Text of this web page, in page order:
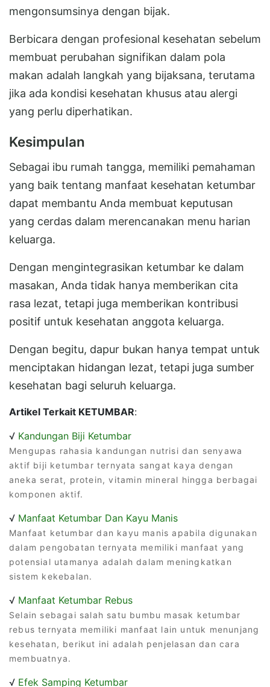
mengonsumsinya dengan bijak.
Berbicara dengan profesional kesehatan sebelum
membuat perubahan signifikan dalam pola
makan adalah langkah yang bijaksana, terutama
jika ada kondisi kesehatan khusus atau alergi
yang perlu diperhatikan.
Kesimpulan
Sebagai ibu rumah tangga, memiliki pemahaman
yang baik tentang manfaat kesehatan ketumbar
dapat membantu Anda membuat keputusan
yang cerdas dalam merencanakan menu harian
keluarga.
Dengan mengintegrasikan ketumbar ke dalam
masakan, Anda tidak hanya memberikan cita
rasa lezat, tetapi juga memberikan kontribusi
positif untuk kesehatan anggota keluarga.
Dengan begitu, dapur bukan hanya tempat untuk
menciptakan hidangan lezat, tetapi juga sumber
kesehatan bagi seluruh keluarga.
Artikel Terkait KETUMBAR:
√ Kandungan Biji Ketumbar
Mengupas rahasia kandungan nutrisi dan senyawa
aktif biji ketumbar ternyata sangat kaya dengan
aneka serat, protein, vitamin mineral hingga berbagai
komponen aktif.
√ Manfaat Ketumbar Dan Kayu Manis
Manfaat ketumbar dan kayu manis apabila digunakan
dalam pengobatan ternyata memiliki manfaat yang
potensial utamanya adalah dalam meningkatkan
sistem kekebalan.
√ Manfaat Ketumbar Rebus
Selain sebagai salah satu bumbu masak ketumbar
rebus ternyata memiliki manfaat lain untuk menunjang
kesehatan, berikut ini adalah penjelasan dan cara
membuatnya.
√ Efek Samping Ketumbar